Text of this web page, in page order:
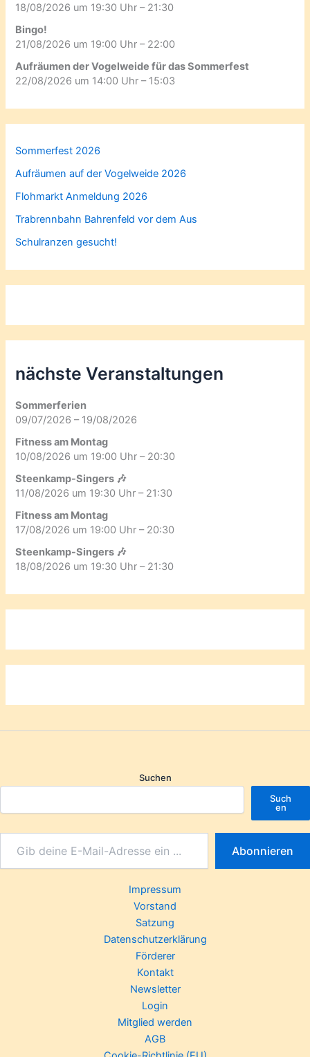
18/08/2026 um 19:30 Uhr – 21:30
Bingo!
21/08/2026 um 19:00 Uhr – 22:00
Aufräumen der Vogelweide für das Sommerfest
22/08/2026 um 14:00 Uhr – 15:03
Sommerfest 2026
Aufräumen auf der Vogelweide 2026
Flohmarkt Anmeldung 2026
Trabrennbahn Bahrenfeld vor dem Aus
Schulranzen gesucht!
nächste Veranstaltungen
Sommerferien
09/07/2026 – 19/08/2026
Fitness am Montag
10/08/2026 um 19:00 Uhr – 20:30
Steenkamp-Singers 🎶
11/08/2026 um 19:30 Uhr – 21:30
Fitness am Montag
17/08/2026 um 19:00 Uhr – 20:30
Steenkamp-Singers 🎶
18/08/2026 um 19:30 Uhr – 21:30
Suchen
Such
en
Abonnieren
Impressum
Vorstand
Satzung
Datenschutzerklärung
Förderer
Kontakt
Newsletter
Login
Mitglied werden
AGB